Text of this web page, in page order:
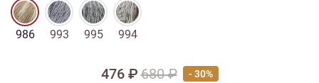
986 993 995 994
476 ₽680 ₽ - 30%